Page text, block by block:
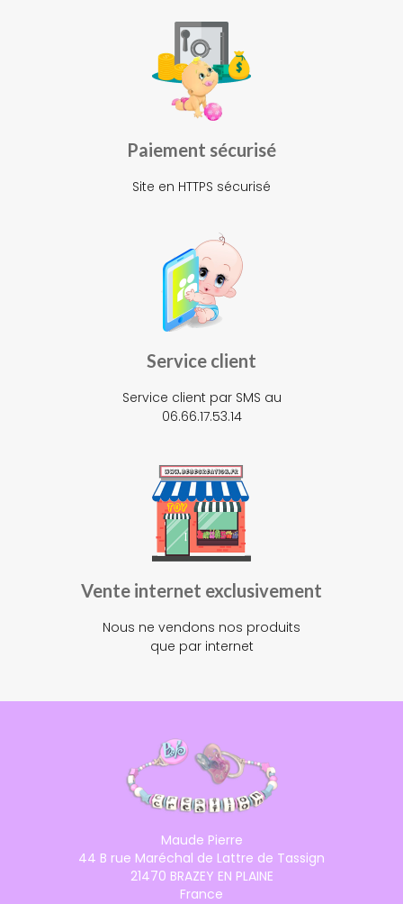
Paiement sécurisé
Site en HTTPS sécurisé
Service client
Service client par SMS au
06.66.17.53.14
Vente internet exclusivement
Nous ne vendons nos produits
que par internet
Maude Pierre
44 B rue Maréchal de Lattre de Tassign
21470 BRAZEY EN PLAINE
France